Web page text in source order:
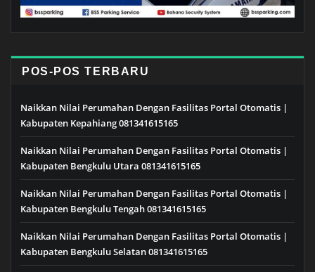
POS-POS TERBARU
Naikkan Nilai Perumahan Dengan Fasilitas Portal Otomatis |
Kabupaten Kepahiang 081341615165
Naikkan Nilai Perumahan Dengan Fasilitas Portal Otomatis |
Kabupaten Bengkulu Utara 081341615165
Naikkan Nilai Perumahan Dengan Fasilitas Portal Otomatis |
Kabupaten Bengkulu Tengah 081341615165
Naikkan Nilai Perumahan Dengan Fasilitas Portal Otomatis |
Kabupaten Bengkulu Selatan 081341615165